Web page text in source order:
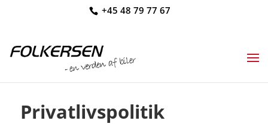
+45 48 79 77 67
Privatlivspolitik